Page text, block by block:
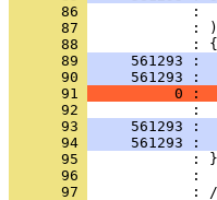
      86
      87
      88
      89
561293 :
      90
561293 :
      91
0 :
      92
      93
561293 :
      94
561293 :
      95
      96
      97